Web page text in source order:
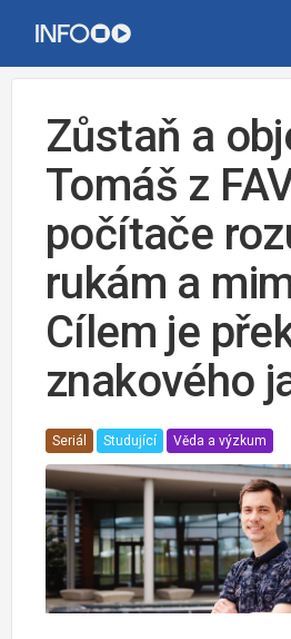
Zůstaň a
Tomáš z
počítače
rukám a
Cílem je
znakového
Seriál Studující Věda a výzkum